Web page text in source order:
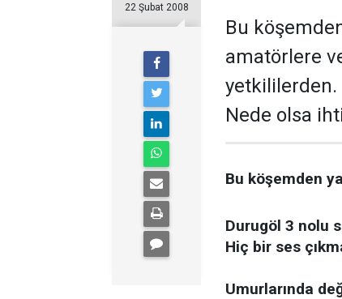
22 Şubat 2008
Bu
amatörlere
yetkililerden.
Nede olsa
Bu köşemden
Durugöl 3 nolu
Hiç bir ses
Umurlarında